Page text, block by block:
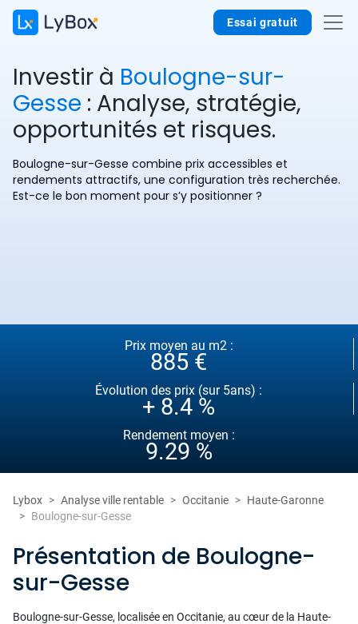
Essai gratuit
Investir à Boulogne-sur-
Gesse : Analyse, stratégie,
opportunités et risques.
Boulogne-sur-Gesse combine prix accessibles et
rendements attractifs, une configuration très recherchée.
Est-ce le bon moment pour s’y positionner ?
Prix moyen au m2 :
885 €
Évolution des prix (sur 5ans) :
+ 8.4 %
Rendement moyen :
9.29 %
Lybox Analyse ville rentable Occitanie
Haute-Garonne
Boulogne-sur-Gesse
Présentation de Boulogne-
sur-Gesse
Boulogne-sur-Gesse, localisée en Occitanie, au cœur de la Haute-